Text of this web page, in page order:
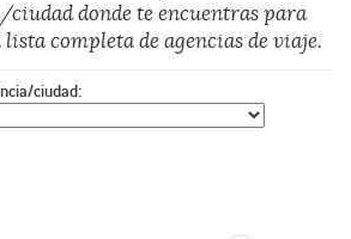
donde te encuentras para
completa de agencias de viaje.
ciudad: